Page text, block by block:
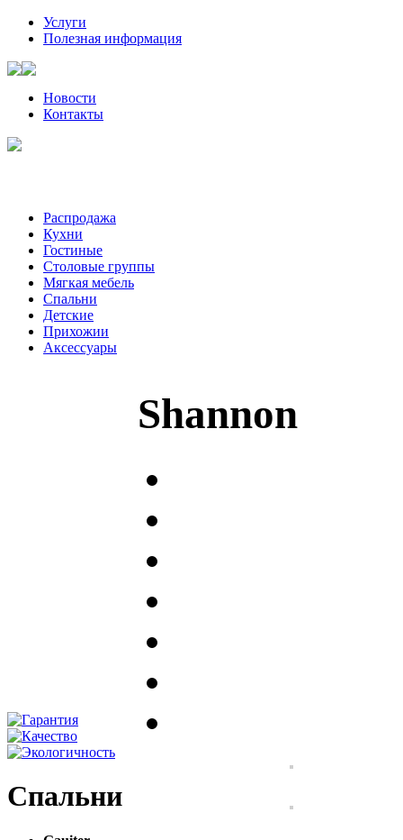
Услуги
Полезная информация
Новости
Контакты
Распродажа
Кухни
Гостиные
Столовые группы
Мягкая мебель
Спальни
Детские
Прихожии
Аксессуары
Спальни
Shannon